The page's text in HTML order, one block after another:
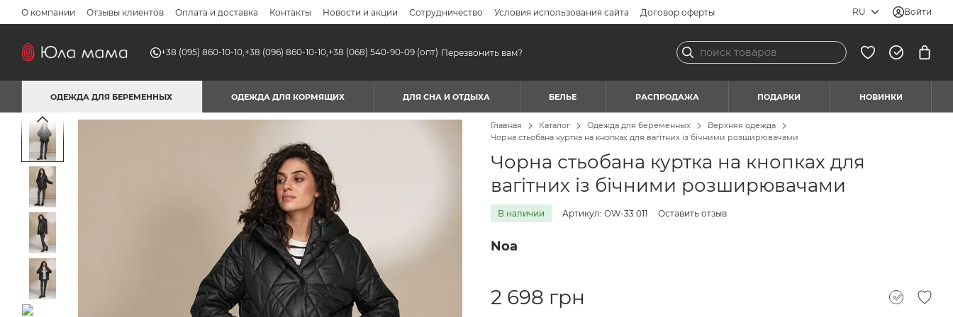
Перейти к основному контенту
О компании Отзывы клиентов Оплата и доставка Контакты Новости и акции Сотрудничество Условия использования сайта Договор оферты RU Войти
+38 (095) 860-10-10,+38 (096) 860-10-10,+38 (068) 540-90-09 (опт) Перезвонить вам?
ОДЕЖДА ДЛЯ БЕРЕМЕННЫХ ОДЕЖДА ДЛЯ КОРМЯЩИХ ДЛЯ СНА И ОТДЫХА БЕЛЬЕ РАСПРОДАЖА ПОДАРКИ НОВИНКИ
Главная Каталог Одежда для беременных
Верхняя одежда
Чорна стьобана куртка на кнопках для вагітних із бічними розширювачами
Чорна стьобана куртка на кнопках для
вагітних із бічними розширювачами
В наличии Артикул: OW-33.011 Оставить отзыв
Noa
2 698 грн